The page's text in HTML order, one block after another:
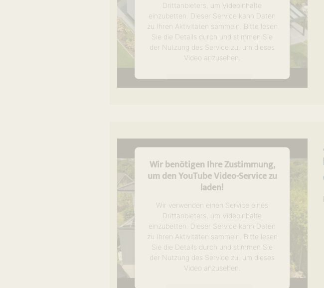
Drittanbieters, um Videoinhalte
einzubetten. Dieser Service kann Daten
zu Ihren Aktivitäten sammeln. Bitte lesen
Sie die Details durch und stimmen Sie
der Nutzung des Service zu, um dieses
Video anzusehen.
Management Platform
Wir benötigen Ihre Zustimmung,
um den YouTube Video-Service zu
laden!
Wir verwenden einen Service eines
Drittanbieters, um Videoinhalte
einzubetten. Dieser Service kann Daten
zu Ihren Aktivitäten sammeln. Bitte lesen
Sie die Details durch und stimmen Sie
der Nutzung des Service zu, um dieses
Video anzusehen.